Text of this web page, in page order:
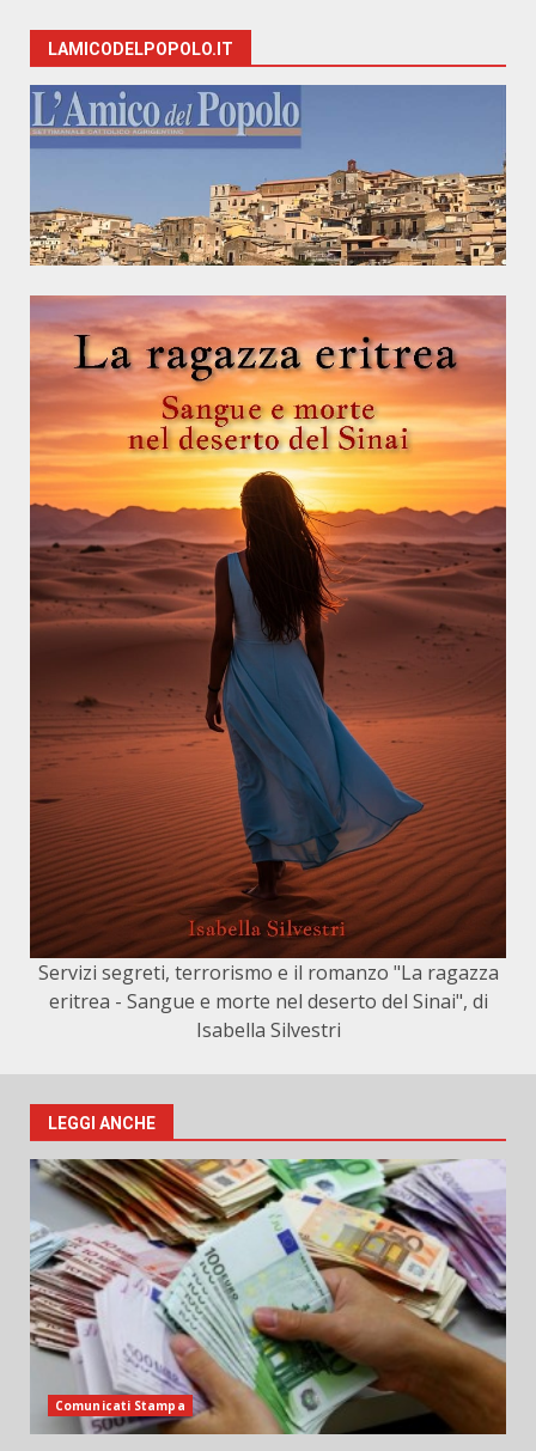
LAMICODELPOPOLO.IT
Servizi segreti, terrorismo e il romanzo "La ragazza
eritrea - Sangue e morte nel deserto del Sinai", di
Isabella Silvestri
LEGGI ANCHE
Comunicati Stampa